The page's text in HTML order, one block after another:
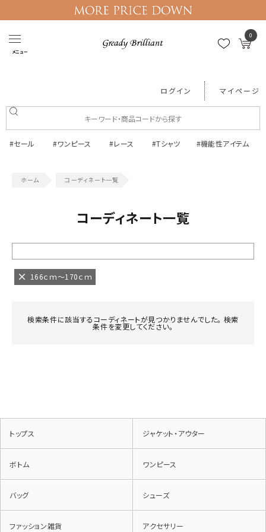
メニュー
0
ログイン マイページ
#セール #ワンピース #レース #Tシャツ #機能性アイテム
コーディネート一覧
コーディネート一覧
166ｃｍ～170ｃｍ
検索条件に該当するコーディネートが見つかりませんでした。 検索
条件を変更してください。
トップス ジャケット・アウター
ボトム ワンピース
バッグ シューズ
ファッション雑貨 アクセサリー